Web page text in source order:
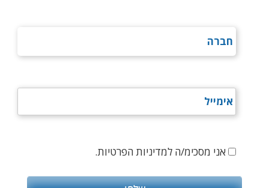
אני מסכימ/ה למדיניות הפרטיות.